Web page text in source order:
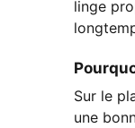
linge
Sur le
une